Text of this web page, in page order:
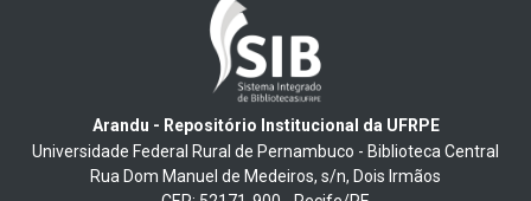
Arandu - Repositório Institucional da UFRPE
Universidade Federal Rural de Pernambuco - Biblioteca Central
Rua Dom Manuel de Medeiros, s/n, Dois Irmãos